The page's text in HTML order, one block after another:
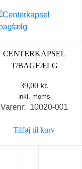
CENTERKAPSEL
T/BAGFÆLG
39,00 kr.
inkl. moms
Varenr: 10020-001
Tilføj til kurv